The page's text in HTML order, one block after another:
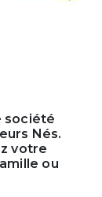
société
Nés.
votre
ou